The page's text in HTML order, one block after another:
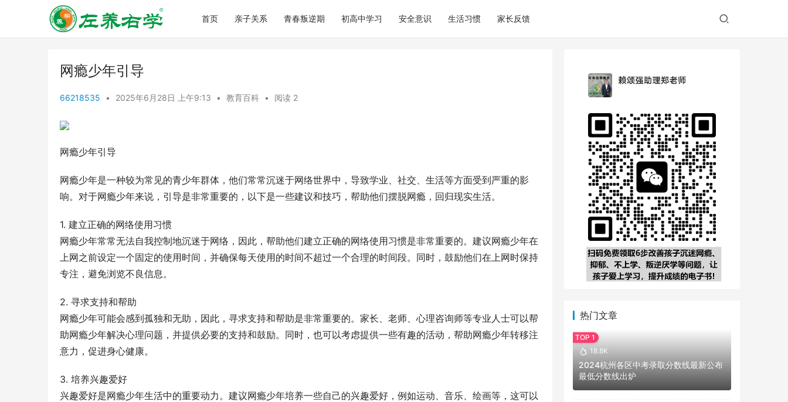
首页 亲子关系 青春叛逆期 初高中学习 安全意识 生活习惯 家长反馈
网瘾少年引导
66218535 • 2025年6月28日 上午9:13 • 教育百科 • 阅读 2
网瘾少年引导
网瘾少年是一种较为常见的青少年群体，他们常常沉迷于网络世界中，导致学业、社交、生活等方面受到严重的影
响。对于网瘾少年来说，引导是非常重要的，以下是一些建议和技巧，帮助他们摆脱网瘾，回归现实生活。
1. 建立正确的网络使用习惯
网瘾少年常常无法自我控制地沉迷于网络，因此，帮助他们建立正确的网络使用习惯是非常重要的。建议网瘾少年在
上网之前设定一个固定的使用时间，并确保每天使用的时间不超过一个合理的时间段。同时，鼓励他们在上网时保持
专注，避免浏览不良信息。
2. 寻求支持和帮助
网瘾少年可能会感到孤独和无助，因此，寻求支持和帮助是非常重要的。家长、老师、心理咨询师等专业人士可以帮
助网瘾少年解决心理问题，并提供必要的支持和鼓励。同时，也可以考虑提供一些有趣的活动，帮助网瘾少年转移注
意力，促进身心健康。
3. 培养兴趣爱好
兴趣爱好是网瘾少年生活中的重要动力。建议网瘾少年培养一些自己的兴趣爱好，例如运动、音乐、绘画等，这可以
热门文章
18.8K
2024杭州各区中考录取分数线最新公布
最低分数线出炉